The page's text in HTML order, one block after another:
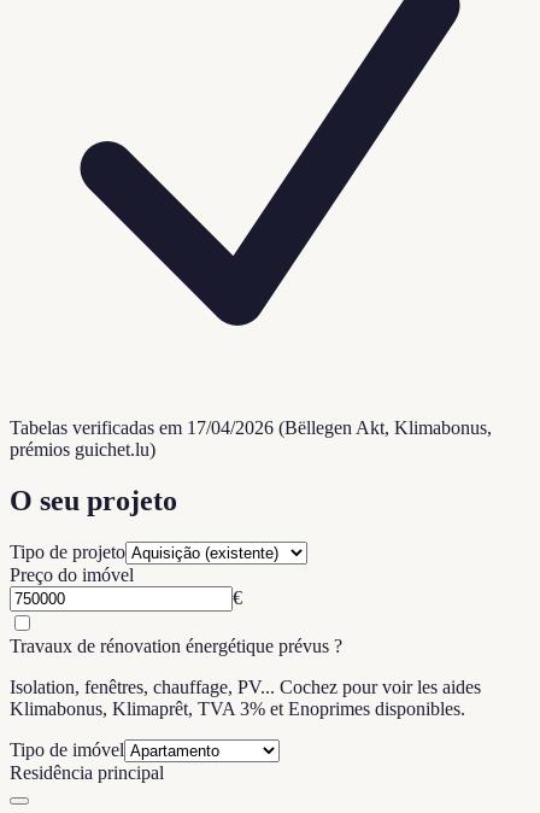
Tabelas verificadas em 17/04/2026 (Bëllegen Akt, Klimabonus,
prémios guichet.lu)
O seu projeto
Tipo de projeto
Preço do imóvel
€
Travaux de rénovation énergétique prévus ?
Isolation, fenêtres, chauffage, PV... Cochez pour voir les aides
Klimabonus, Klimaprêt, TVA 3% et Enoprimes disponibles.
Tipo de imóvel
Residência principal